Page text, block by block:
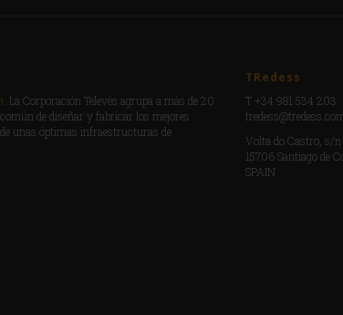
La Corporación Televés agrupa a más de 20
de diseñar y fabricar los mejores
unas óptimas infraestructuras de
TRedess
T +34 981 534 203
Volta do Castro, s/n
15706 Santiago de
SPAIN